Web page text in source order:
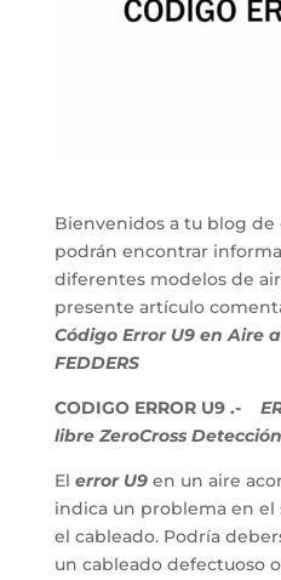
Bienvenidos a tu blog de
podrán encontrar
diferentes modelos de
presente artículo
Código Error U9 en Aire
FEDDERS
CODIGO ERROR U9 .-
libre ZeroCross
El error U9en un aire
indica un problema en
el cableado. Podría
un cableado defectuoso